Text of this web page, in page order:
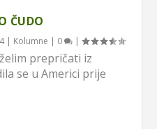
ČUDO
| Kolumne | 0 |
prepričati iz
se u Americi prije